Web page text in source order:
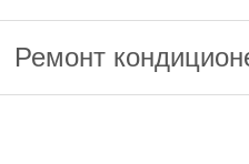
Ремонт